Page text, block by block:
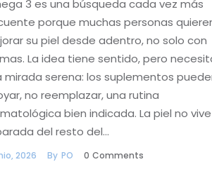
3 es una búsqueda cada vez más
porque muchas personas
su piel desde adentro, no solo con
La idea tiene sentido, pero
mirada serena: los suplementos
no reemplazar, una rutina
bien indicada. La piel no vive
del resto del…
2026 By PO 0 Comments